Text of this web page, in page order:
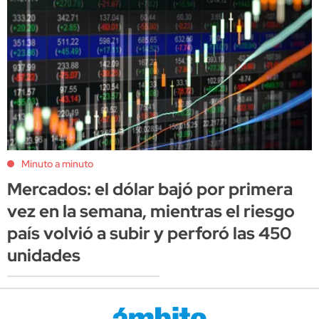
Minuto a minuto
Mercados: el dólar bajó por primera
vez en la semana, mientras el riesgo
país volvió a subir y perforó las 450
unidades